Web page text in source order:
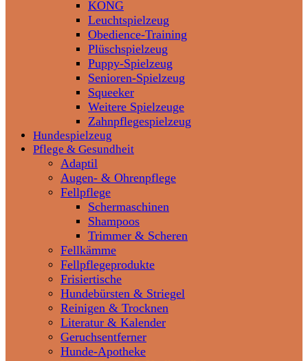
KONG
Leuchtspielzeug
Obedience-Training
Plüschspielzeug
Puppy-Spielzeug
Senioren-Spielzeug
Squeeker
Weitere Spielzeuge
Zahnpflegespielzeug
Hundespielzeug
Pflege & Gesundheit
Adaptil
Augen- & Ohrenpflege
Fellpflege
Schermaschinen
Shampoos
Trimmer & Scheren
Fellkämme
Fellpflegeprodukte
Frisiertische
Hundebürsten & Striegel
Reinigen & Trocknen
Literatur & Kalender
Geruchsentferner
Hunde-Apotheke